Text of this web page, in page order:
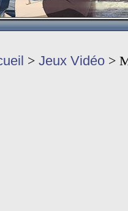
> Jeux Vidéo >